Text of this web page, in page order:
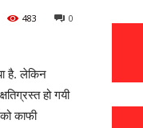
0
483
है. लेकिन
हो गयी
काफी